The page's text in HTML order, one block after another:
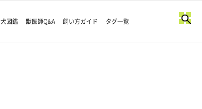
犬図鑑 獣医師Q&A 飼い方ガイド タグ一覧